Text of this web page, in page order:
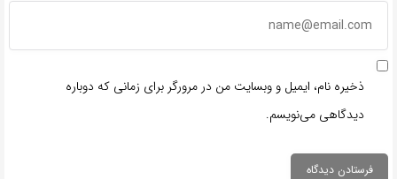
ذخیره نام، ایمیل و وبسایت من در مرورگر برای زمانی که دوباره
دیدگاهی می‌نویسم.